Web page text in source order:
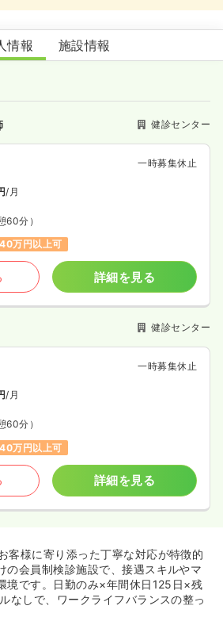
ィッククリニック中之島
情報 施設情報
健診センター
一時募集休止
/月
60分）
万円以上可
詳細を見る
健診センター
一時募集休止
/月
60分）
万円以上可
詳細を見る
客様に寄り添った丁寧な対応が特徴的
の会員制検診施設で、接遇スキルやマ
境です。日勤のみ×年間休日125日×残
なしで、ワークライフバランスの整っ